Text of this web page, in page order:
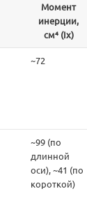
Момент
инерции,
см⁴ (Ix)
~72
~99 (по
длинной
оси), ~41 (по
короткой)